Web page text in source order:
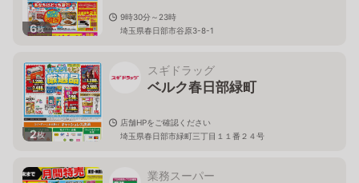
6枚
9時30分～23時
埼玉県春日部市谷原3-8-1
2枚
スギドラッグ
ベルク春日部緑町
店舗HPをご確認ください
埼玉県春日部市緑町三丁目１１番２４号
業務スーパー